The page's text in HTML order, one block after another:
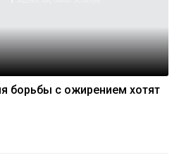
борьбы с ожирением хотят